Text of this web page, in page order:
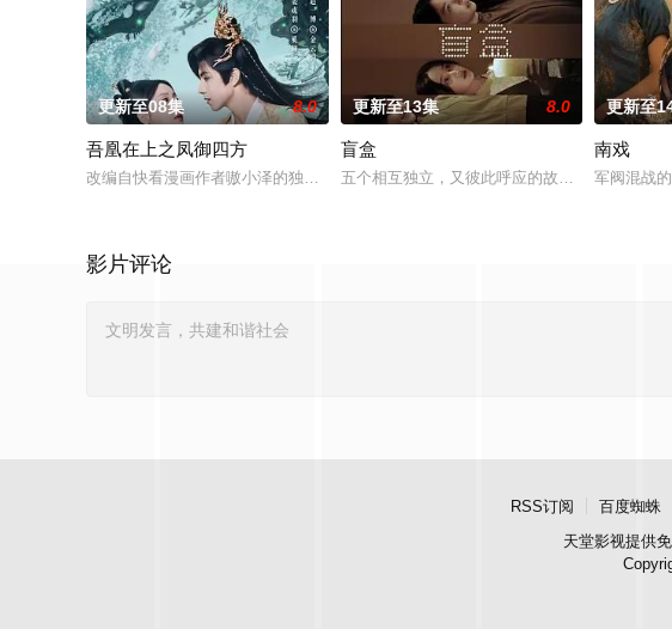
更新至08集 8.0
吾凰在上之凤御四方
改编自快看漫画作者嗷小泽的独家连载漫画《吾凰在上》。现代少女奚圆（姜贞羽 饰
更新至13集 8.0
盲盒
五个相互独立，又彼此呼应的故事——用一场精
更新至
南戏
军阀混战
影片评论
RSS订阅 百度蜘蛛
天堂影视提供